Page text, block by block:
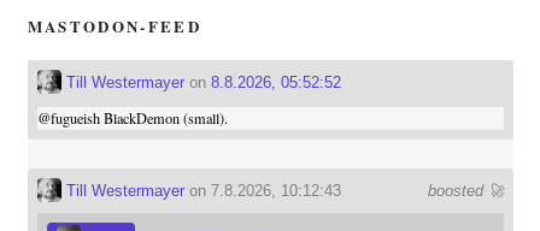
MASTODON-FEED
Till Westermayeron 8.8.2026, 05:52:52
@fugueishBlackDemon (small).
boosted 🚀
Till Westermayeron 7.8.2026, 10:12:43